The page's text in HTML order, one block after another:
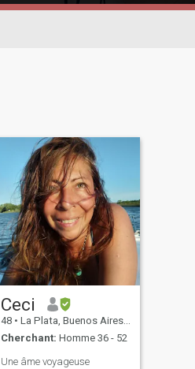
Ceci
48 • La Plata, Buenos Aires, Argentine
Cherchant: Homme 36 - 52
Une âme voyageuse